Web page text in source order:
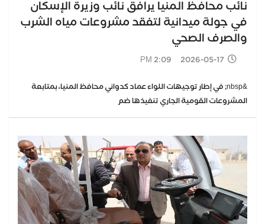
نائب محافظ المنيا يرافق نائب وزيرة الإسكان
في جولة ميدانية لتفقد مشروعات مياه الشرب
والصرف الصحي
2026-05-17 2:09 PM
&nbsp; في إطار توجيهات اللواء عماد كدواني محافظ المنيا، بمتابعة
المشروعات القومية الجاري تنفيذها ضم